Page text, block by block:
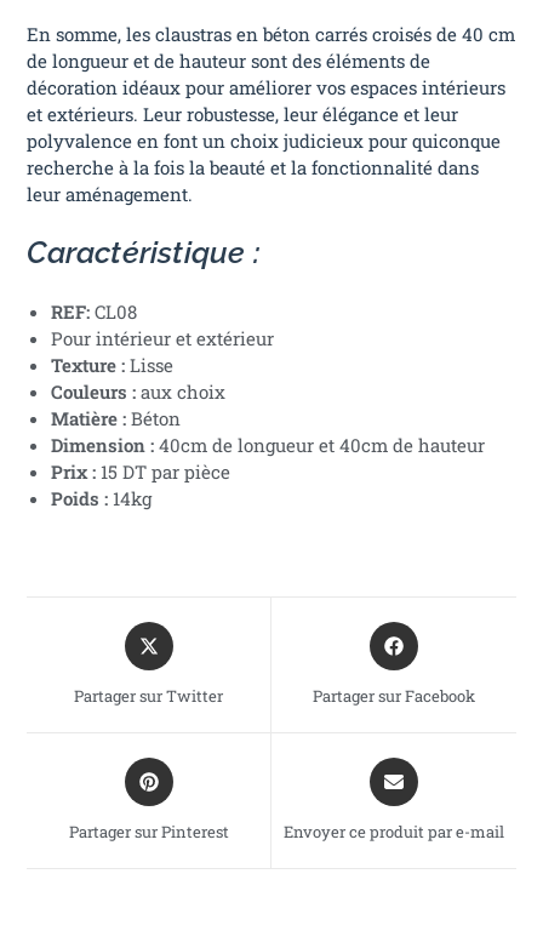
En somme, les claustras en béton carrés croisés de 40 cm
de longueur et de hauteur sont des éléments de
décoration idéaux pour améliorer vos espaces intérieurs
et extérieurs. Leur robustesse, leur élégance et leur
polyvalence en font un choix judicieux pour quiconque
recherche à la fois la beauté et la fonctionnalité dans
leur aménagement.
Caractéristique :
REF: CL08
Pour intérieur et extérieur
Texture : Lisse
Couleurs : aux choix
Matière : Béton
Dimension :40cm de longueur et 40cm de hauteur
Prix : 15 DT par pièce
Poids : 14kg
Partager sur Twitter Partager sur Facebook
Partager sur Pinterest Envoyer ce produit par e-mail